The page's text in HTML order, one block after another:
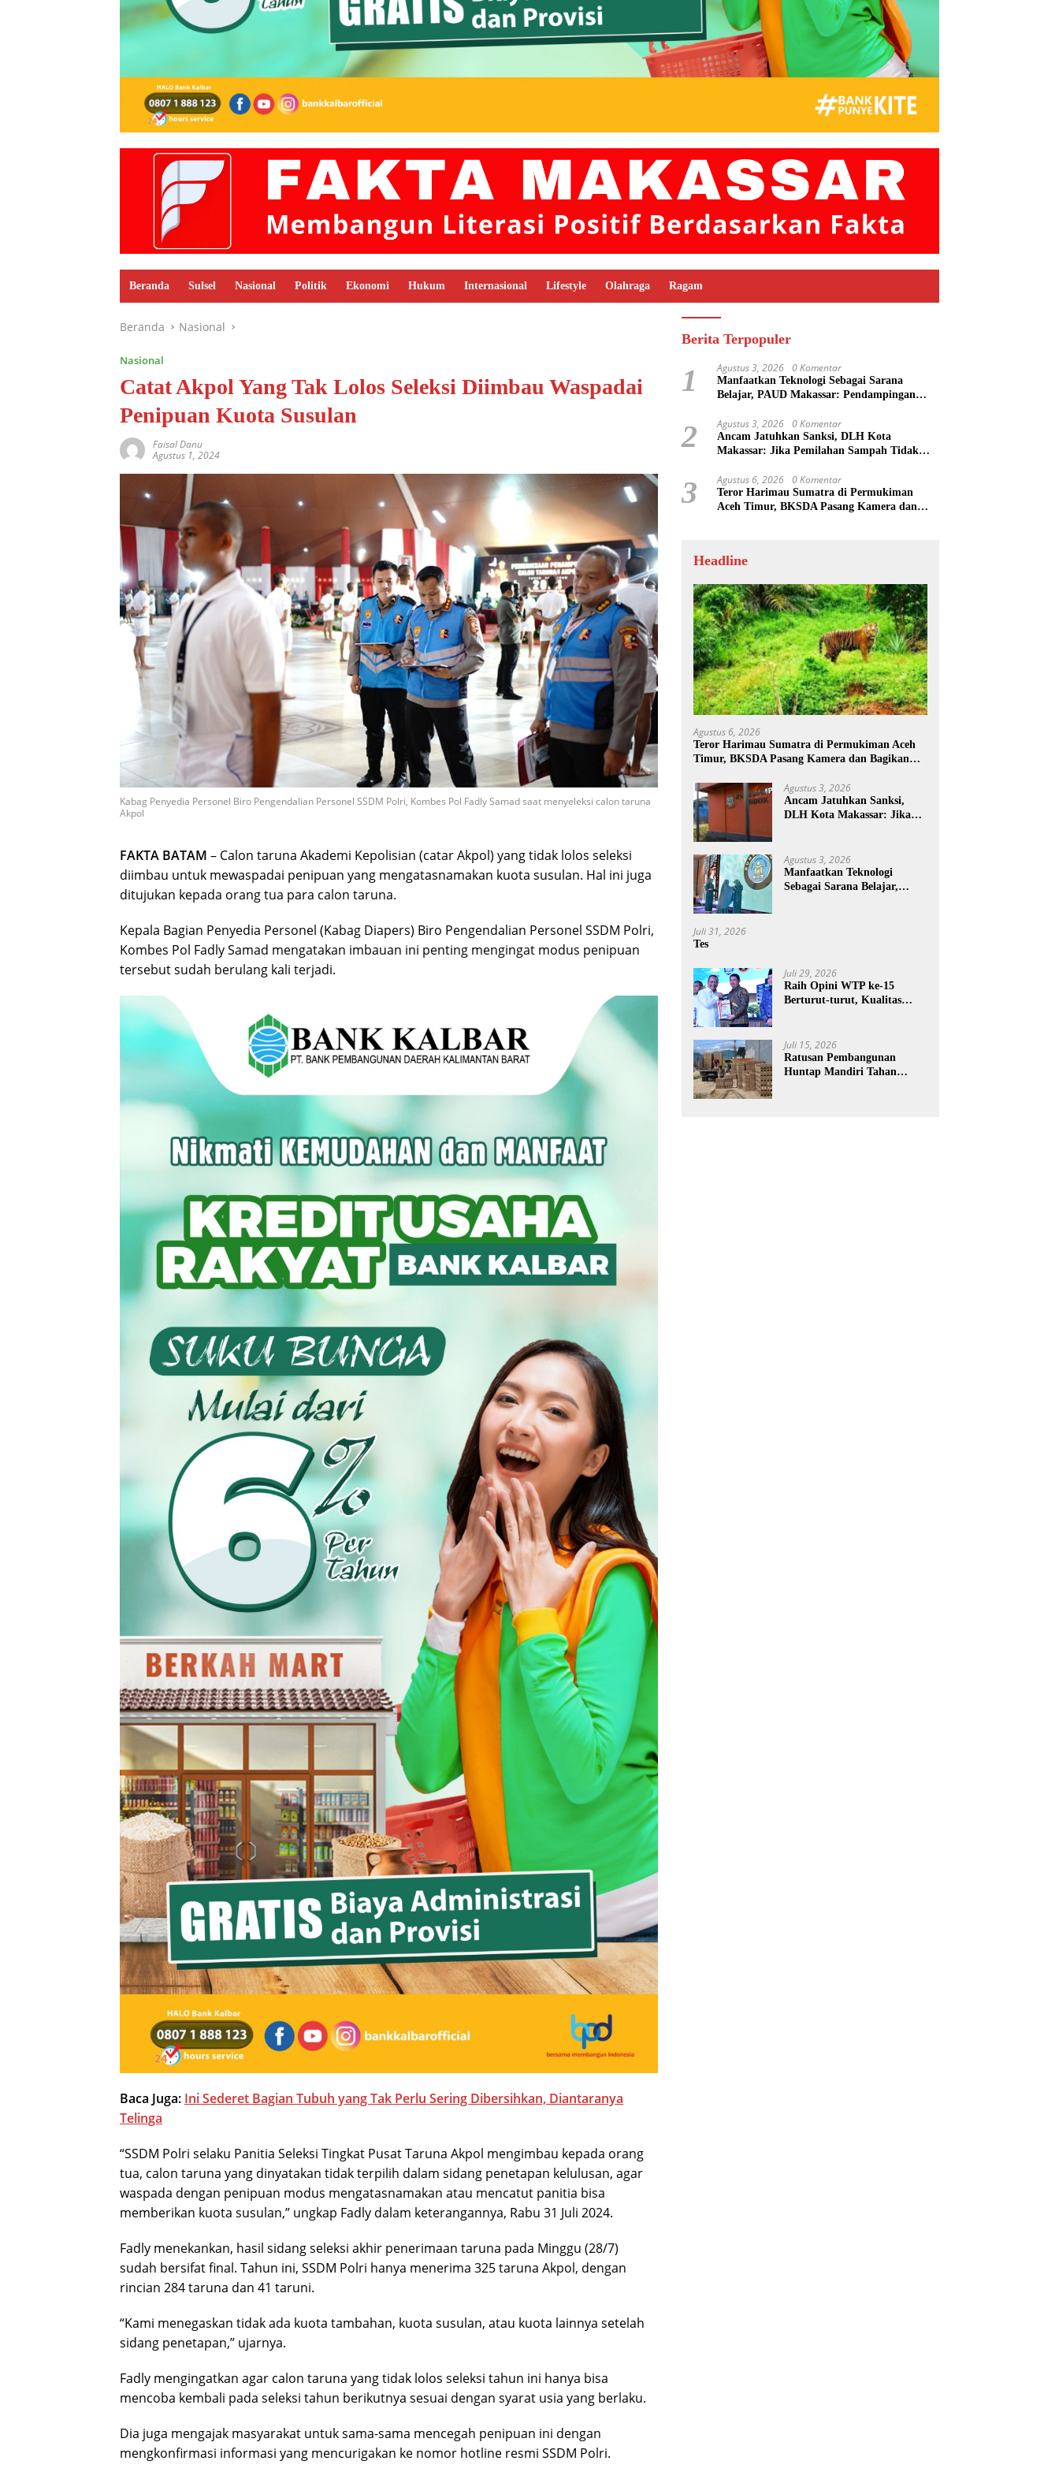
Beranda Sulsel Nasional Politik Ekonomi Hukum Internasional Lifestyle Olahraga Ragam
Beranda Nasional
Nasional
Catat Akpol Yang Tak Lolos Seleksi Diimbau Waspadai
Penipuan Kuota Susulan
Faisal Danu
Agustus 1, 2024
Kabag Penyedia Personel Biro Pengendalian Personel SSDM Polri, Kombes Pol Fadly Samad saat menyeleksi calon taruna
Akpol
FAKTA BATAM – Calon taruna Akademi Kepolisian (catar Akpol) yang tidak lolos seleksi
diimbau untuk mewaspadai penipuan yang mengatasnamakan kuota susulan. Hal ini juga
ditujukan kepada orang tua para calon taruna.
Kepala Bagian Penyedia Personel (Kabag Diapers) Biro Pengendalian Personel SSDM Polri,
Kombes Pol Fadly Samad mengatakan imbauan ini penting mengingat modus penipuan
tersebut sudah berulang kali terjadi.
Baca Juga: Ini Sederet Bagian Tubuh yang Tak Perlu Sering Dibersihkan, Diantaranya
Telinga
“SSDM Polri selaku Panitia Seleksi Tingkat Pusat Taruna Akpol mengimbau kepada orang
tua, calon taruna yang dinyatakan tidak terpilih dalam sidang penetapan kelulusan, agar
waspada dengan penipuan modus mengatasnamakan atau mencatut panitia bisa
memberikan kuota susulan,” ungkap Fadly dalam keterangannya, Rabu 31 Juli 2024.
Fadly menekankan, hasil sidang seleksi akhir penerimaan taruna pada Minggu (28/7)
sudah bersifat final. Tahun ini, SSDM Polri hanya menerima 325 taruna Akpol, dengan
rincian 284 taruna dan 41 taruni.
“Kami menegaskan tidak ada kuota tambahan, kuota susulan, atau kuota lainnya setelah
sidang penetapan,” ujarnya.
Fadly mengingatkan agar calon taruna yang tidak lolos seleksi tahun ini hanya bisa
mencoba kembali pada seleksi tahun berikutnya sesuai dengan syarat usia yang berlaku.
Dia juga mengajak masyarakat untuk sama-sama mencegah penipuan ini dengan
mengkonfirmasi informasi yang mencurigakan ke nomor hotline resmi SSDM Polri.
Berita Terpopuler
1 Agustus 3, 2026 0 Komentar
Manfaatkan Teknologi Sebagai Sarana
Belajar, PAUD Makassar: Pendampingan
2 Agustus 3, 2026 0 Komentar
Ancam Jatuhkan Sanksi, DLH Kota
Makassar: Jika Pemilahan Sampah Tidak
3 Agustus 6, 2026 0 Komentar
Teror Harimau Sumatra di Permukiman
Aceh Timur, BKSDA Pasang Kamera dan
Headline
Agustus 6, 2026
Teror Harimau Sumatra di Permukiman Aceh
Timur, BKSDA Pasang Kamera dan Bagikan
Agustus 3, 2026
Ancam Jatuhkan Sanksi,
DLH Kota Makassar: Jika
Agustus 3, 2026
Manfaatkan Teknologi
Sebagai Sarana Belajar,
Juli 31, 2026
Tes
Juli 29, 2026
Raih Opini WTP ke-15
Berturut-turut, Kualitas
Juli 15, 2026
Ratusan Pembangunan
Huntap Mandiri Tahan